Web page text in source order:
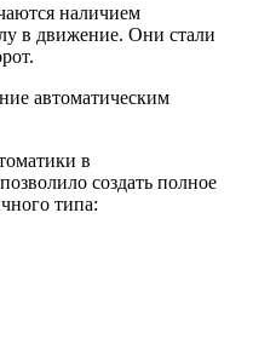
наличием
в движение. Они стали
автоматическим
в
создать полное
типа: